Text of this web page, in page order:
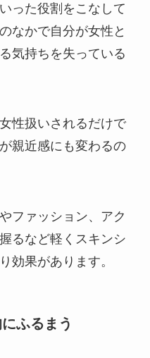
った役割をこなして
なかで自分が女性と
気持ちを失っている
性扱いされるだけで
親近感にも変わるの
ファッション、アク
るなど軽くスキンシ
効果があります。
ふるまう